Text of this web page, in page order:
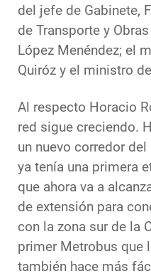
del jefe de Gabinete,
de Transporte y
López Menéndez; el
Quiróz y el ministro
Al respecto Horacio
red sigue creciendo.
un nuevo corredor
ya tenía una primera
que ahora va a
de extensión para
con la zona sur de la
primer Metrobus que
también hace más